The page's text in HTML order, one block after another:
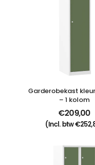
Garderobekast
– 1 kolom
€209,00
(Incl. btw€